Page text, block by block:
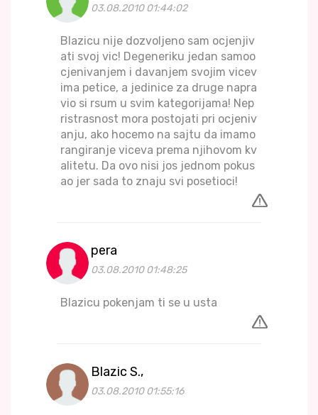
03.08.2010 01:44:02
Blazicu nije dozvoljeno sam ocjenjiv
ati svoj vic! Degeneriku jedan samoo
cjenivanjem i davanjem svojim vicev
ima petice, a jedinice za druge napra
vio si rsum u svim kategorijama! Nep
ristrasnost mora postojati pri ocjeniv
anju, ako hocemo na sajtu da imamo
rangiranje viceva prema njihovom kv
alitetu. Da ovo nisi jos jednom pokus
ao jer sada to znaju svi posetioci!
pera
03.08.2010 01:48:25
Blazicu pokenjam ti se u usta
Blazic S.,
03.08.2010 01:55:16